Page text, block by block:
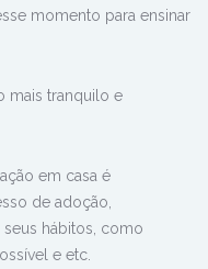
momento para ensinar
mais tranquilo e
em casa é
de adoção,
hábitos, como
e etc.